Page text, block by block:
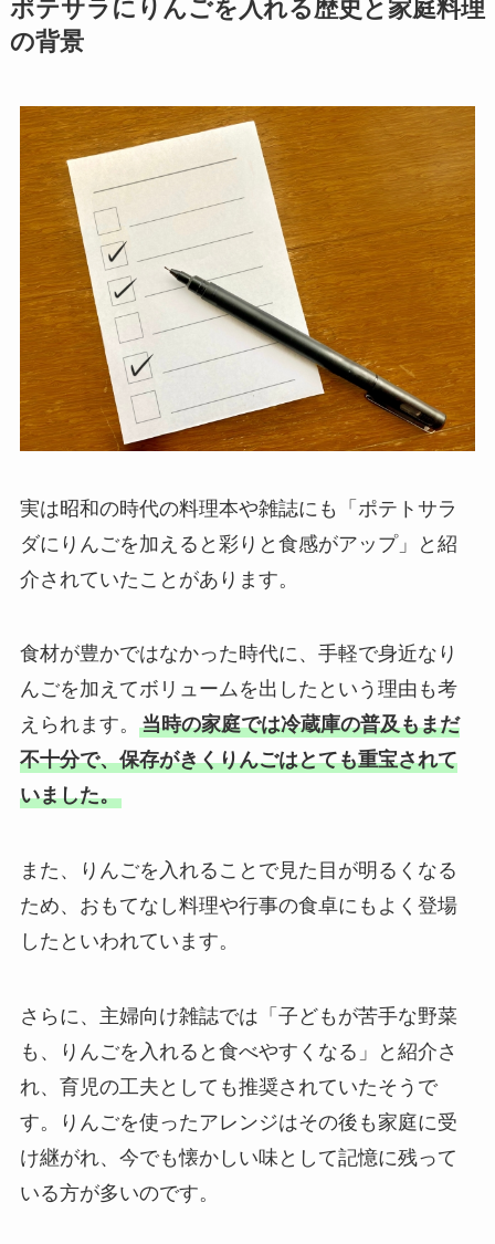
ポテサラにりんごを入れる歴史と家庭料理
の背景
実は昭和の時代の料理本や雑誌にも「ポテトサラ
ダにりんごを加えると彩りと食感がアップ」と紹
介されていたことがあります。
食材が豊かではなかった時代に、手軽で身近なり
んごを加えてボリュームを出したという理由も考
えられます。 当時の家庭では冷蔵庫の普及もまだ
不十分で、保存がきくりんごはとても重宝されて
いました。
また、りんごを入れることで見た目が明るくなる
ため、おもてなし料理や行事の食卓にもよく登場
したといわれています。
さらに、主婦向け雑誌では「子どもが苦手な野菜
も、りんごを入れると食べやすくなる」と紹介さ
れ、育児の工夫としても推奨されていたそうで
す。りんごを使ったアレンジはその後も家庭に受
け継がれ、今でも懐かしい味として記憶に残って
いる方が多いのです。